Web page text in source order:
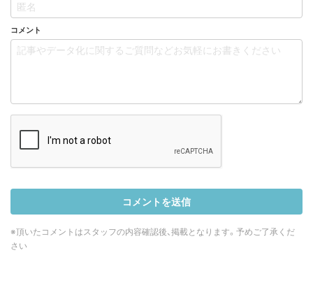
コメント
※頂いたコメントはスタッフの内容確認後、掲載となります。予めご了承くだ
さい